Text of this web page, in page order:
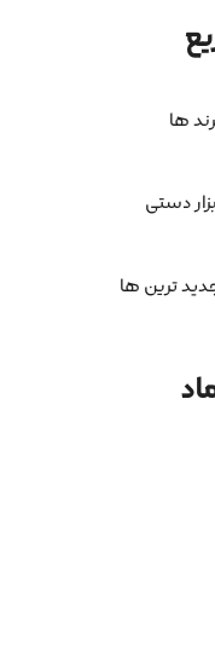
ها
دستی
ترین ها